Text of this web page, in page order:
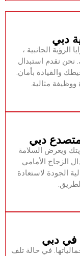
دبي‏
الرؤية الجانبية ،
‏نحن نقدم استبدال
والقيادة بأمان.‏
دبي‏
ويعرض السلامة
الزجاج الأمامي
الجودة لاستعادة
في دبي‏
‏في حالة تلف